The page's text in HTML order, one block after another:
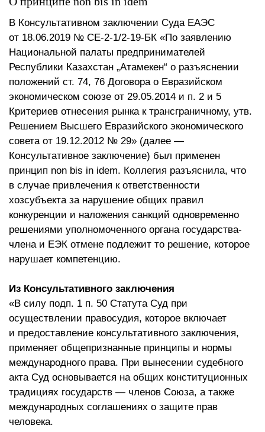
В Консультативном заключении Суда ЕАЭС
от 18.06.2019 № СЕ-2-1/2-19-БК «По заявлению
Национальной палаты предпринимателей
Республики Казахстан „Атамекен“ о разъяснении
положений ст. 74, 76 Договора о Евразийском
экономическом союзе от 29.05.2014 и п. 2 и 5
Критериев отнесения рынка к трансграничному, утв.
Решением Высшего Евразийского экономического
совета от 19.12.2012 № 29» (далее —
Консультативное заключение) был применен
принцип non bis in idem. Коллегия разъяснила, что
в случае привлечения к ответственности
хозсубъекта за нарушение общих правил
конкуренции и наложения санкций одновременно
решениями уполномоченного органа государства-
члена и ЕЭК отмене подлежит то решение, которое
нарушает компетенцию.
Из Консультативного заключения
«В силу подп. 1 п. 50 Статута Суд при
осуществлении правосудия, которое включает
и предоставление консультативного заключения,
применяет общепризнанные принципы и нормы
международного права. При вынесении судебного
акта Суд основывается на общих конституционных
традициях государств — членов Союза, а также
международных соглашениях о защите прав
человека.